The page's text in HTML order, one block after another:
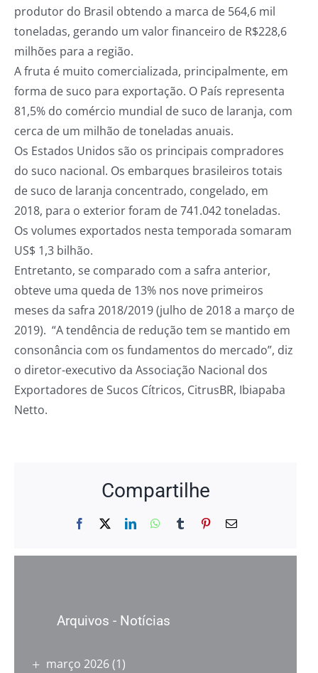
produtor do Brasil obtendo a marca de 564,6 mil
toneladas, gerando um valor financeiro de R$228,6
milhões para a região.
A fruta é muito comercializada, principalmente, em
forma de suco para exportação. O País representa
81,5% do comércio mundial de suco de laranja, com
cerca de um milhão de toneladas anuais.
Os Estados Unidos são os principais compradores
do suco nacional. Os embarques brasileiros totais
de suco de laranja concentrado, congelado, em
2018, para o exterior foram de 741.042 toneladas.
Os volumes exportados nesta temporada somaram
US$ 1,3 bilhão.
Entretanto, se comparado com a safra anterior,
obteve uma queda de 13% nos nove primeiros
meses da safra 2018/2019 (julho de 2018 a março de
2019). “A tendência de redução tem se mantido em
consonância com os fundamentos do mercado”, diz
o diretor-executivo da Associação Nacional dos
Exportadores de Sucos Cítricos, CitrusBR, Ibiapaba
Netto.
Compartilhe
Facebook LinkedInWhatsApp
Tumblr Pinterest
E-
Arquivos - Notícias
março 2026(1)